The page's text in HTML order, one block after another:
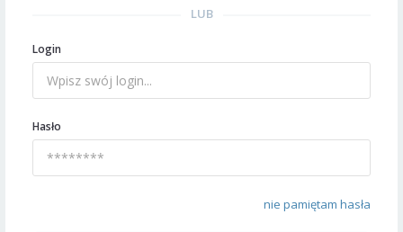
LUB
Login
Hasło
nie pamiętam hasła